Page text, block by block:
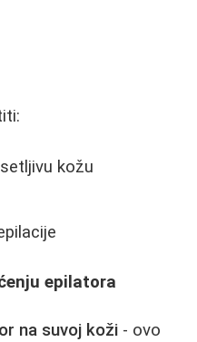
kožu
epilatora
na suvoj koži - ovo